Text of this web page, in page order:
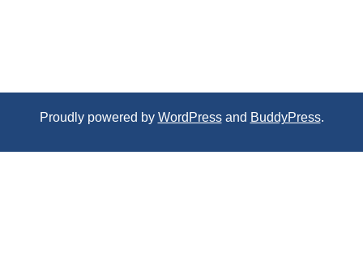
Proudly powered by WordPressand BuddyPress.